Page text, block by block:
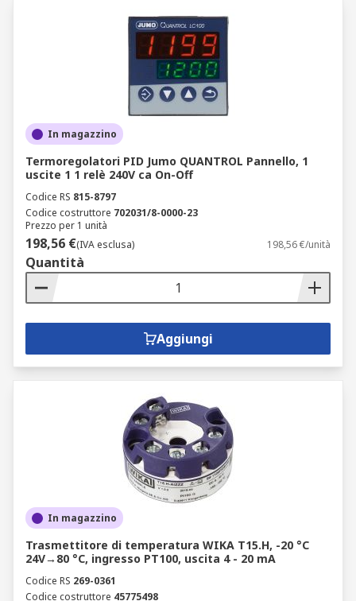
In magazzino
Termoregolatori PID Jumo QUANTROL Pannello, 1
uscite 1 1 relè 240V ca On-Off
Codice RS 815-8797
Codice costruttore 702031/8-0000-23
Prezzo per 1 unità
198,56 €(IVA esclusa) 198,56 €/unità
Quantità
Aggiungi
In magazzino
Trasmettitore di temperatura WIKA T15.H, -20 °C
24V→80 °C, ingresso PT100, uscita 4 - 20 mA
Codice RS 269-0361
Codice costruttore 45775498